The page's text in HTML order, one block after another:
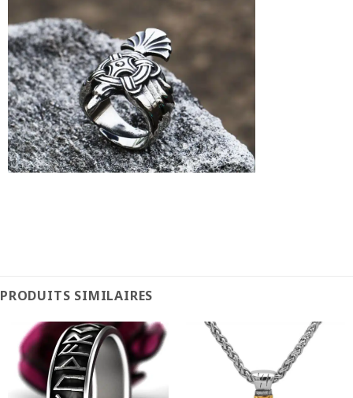
PRODUITS SIMILAIRES